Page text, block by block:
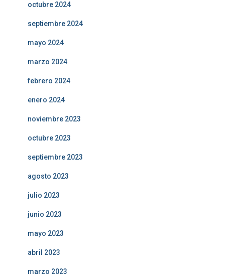
octubre 2024
septiembre 2024
mayo 2024
marzo 2024
febrero 2024
enero 2024
noviembre 2023
octubre 2023
septiembre 2023
agosto 2023
julio 2023
junio 2023
mayo 2023
abril 2023
marzo 2023